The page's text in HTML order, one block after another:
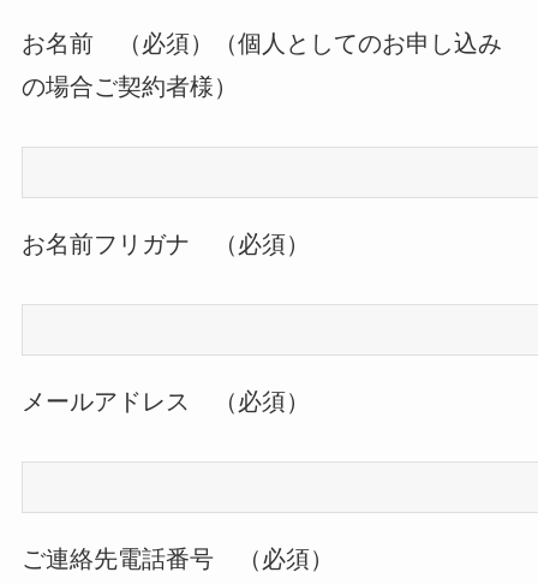
お名前 （必須）（個人としてのお申し込み
の場合ご契約者様）
お名前フリガナ （必須）
メールアドレス （必須）
ご連絡先電話番号 （必須）